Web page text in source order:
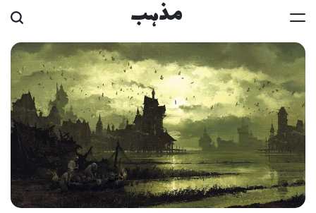
Skip
to
content
مذہب